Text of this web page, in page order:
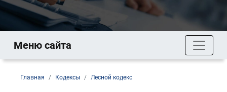
Меню сайта
Главная Кодексы Лесной кодекс